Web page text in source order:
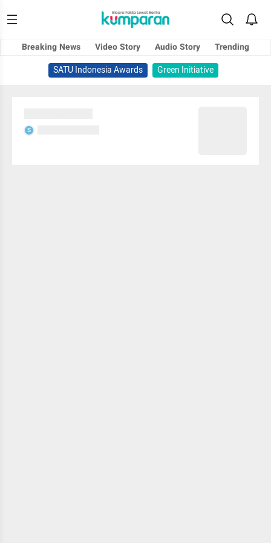
Breaking News Video Story Audio Story
Trending
SATU Indonesia Awards
Green Initiative
S